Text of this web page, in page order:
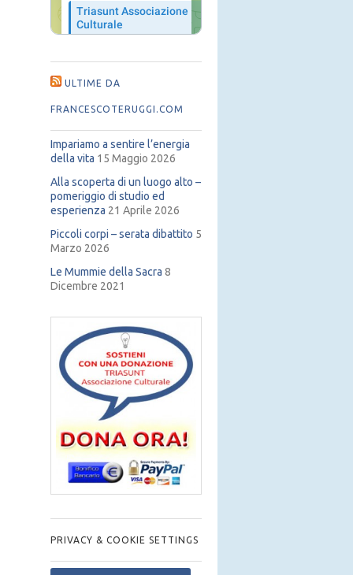
ULTIME DA
FRANCESCOTERUGGI.COM
Impariamo a sentire l’energia
della vita 15 Maggio 2026
Alla scoperta di un luogo alto –
pomeriggio di studio ed
esperienza 21 Aprile 2026
Piccoli corpi – serata dibattito 5
Marzo 2026
Le Mummie della Sacra 8
Dicembre 2021
PRIVACY & COOKIE SETTINGS